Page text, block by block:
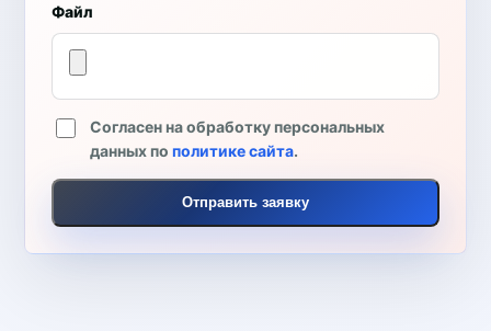
Файл
Согласен на обработку персональных
данных пополитике сайта.
Отправить заявку